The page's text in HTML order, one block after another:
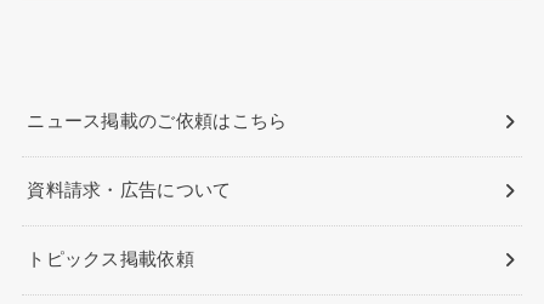
ニュース掲載のご依頼はこちら
資料請求・広告について
トピックス掲載依頼